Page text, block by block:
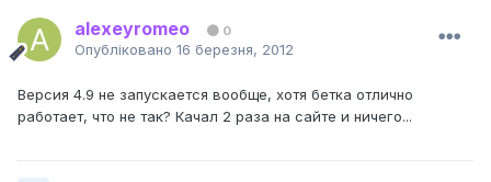
alexeyromeo 0
Опубліковано 16 березня, 2012
Версия 4.9 не запускается вообще, хотя бетка отлично
работает, что не так? Качал 2 раза на сайте и ничего...